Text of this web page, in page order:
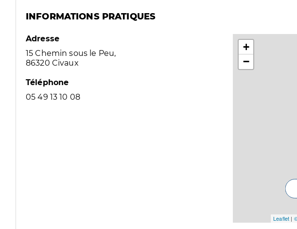
INFORMATIONS PRATIQUES
Adresse
15 Chemin sous le Peu,
86320 Civaux
Téléphone
05 49 13 10 08
+
−
Leaflet |